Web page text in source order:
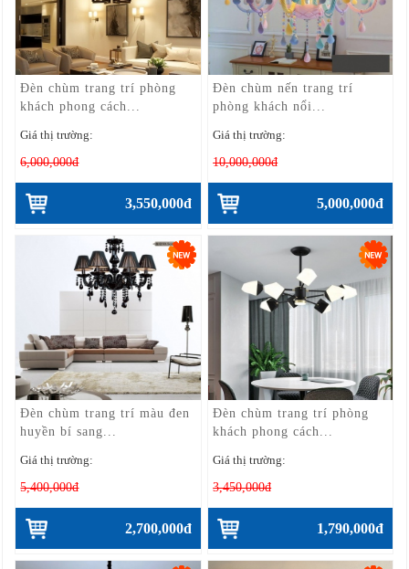
Đèn chùm trang trí phòng
khách phong cách...
Giá thị trường:
6,000,000đ
3,550,000đ
Đèn chùm nến trang trí
phòng khách nổi...
Giá thị trường:
10,000,000đ
5,000,000đ
Đèn chùm trang trí màu đen
huyền bí sang...
Giá thị trường:
5,400,000đ
2,700,000đ
Đèn chùm trang trí phòng
khách phong cách...
Giá thị trường:
3,450,000đ
1,790,000đ